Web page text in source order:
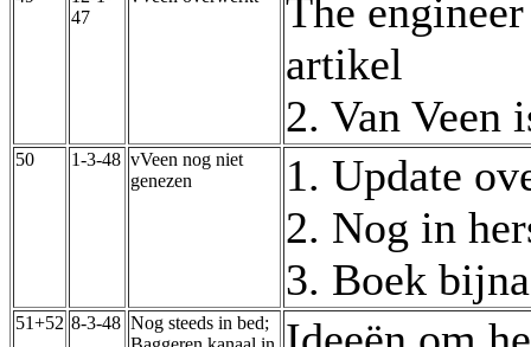
47
The
artikel
2. Van Veen
50 1-3-48 vVeen nog niet
genezen
1. Update
2. Nog in
3. Boek
51+52 8-3-48 Nog steeds in bed;